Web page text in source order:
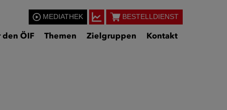
MEDIATHEK BESTELLDIENST
den ÖIF Themen Zielgruppen Kontakt